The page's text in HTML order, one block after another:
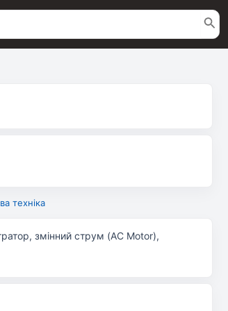
техніка
змінний струм (AC Motor),